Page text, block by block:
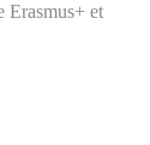
Erasmus+ et